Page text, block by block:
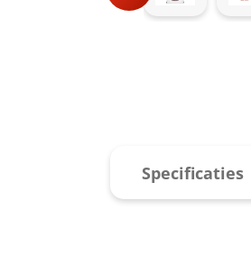
Specificaties